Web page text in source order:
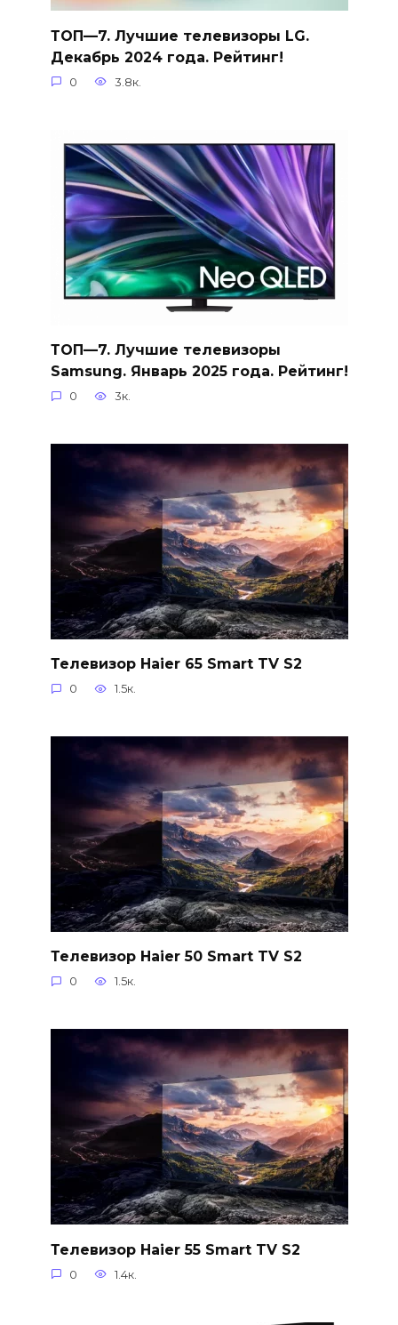
ТОП—7. Лучшие телевизоры LG.
Декабрь 2024 года. Рейтинг!
0 3.8к.
ТОП—7. Лучшие телевизоры
Samsung. Январь 2025 года. Рейтинг!
0 3к.
Телевизор Haier 65 Smart TV S2
0 1.5к.
Телевизор Haier 50 Smart TV S2
0 1.5к.
Телевизор Haier 55 Smart TV S2
0 1.4к.